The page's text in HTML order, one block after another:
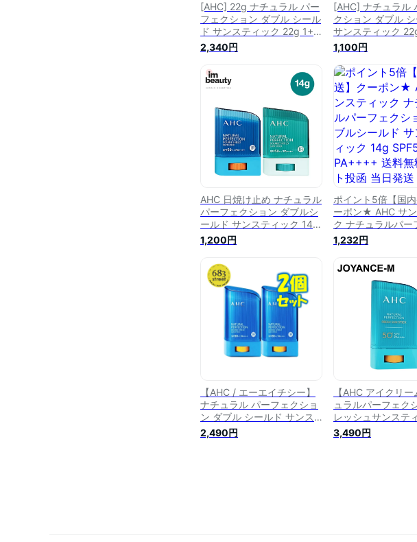
[AHC] 22g ナチュラル パー
フェクション ダブル シール
ド サンスティック 22g 1+1
2個セット Natural
Perfection Double Shield
Sun Stick 韓国コスメ 日焼
け止め スキンケア 夏コスメ
UVケア プチプラ 配送無料
[韓国直送]
2,340円
[AHC] ナチュラル
クション ダブル
サンスティック
Natural Perfection
Shield Sun Stick 韓
メ 韓国直送 日焼
1,100円
AHC 日焼け止め ナチュラル
パーフェクション ダブルシ
ールド サンスティック 14g/
日焼け止め スティックタイ
プ スティック日焼け止
め UVケア 韓国コスメ
韓国スキン
1,200円
ポイント5倍【国
ーポン★ AHC サ
ク ナチュラルパー
ョン ダブルシール
ティック 14g
PA++++ 送料無料
函 当日発送 日焼
たつかない 子供日
敏感肌 化粧下地
1,232円
【AHC / エーエイチシー】
ナチュラル パーフェクショ
ン ダブル シールド サンス
ティック 22g 2個 セット 日
焼け止め サンスティック サ
2,490円
【AHC アイクリ
ュラルパーフェク
レッシュサンステ
Natural Perfection
Sun Stick - 22g
3,490円